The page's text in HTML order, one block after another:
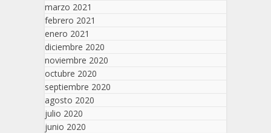
marzo 2021
febrero 2021
enero 2021
diciembre 2020
noviembre 2020
octubre 2020
septiembre 2020
agosto 2020
julio 2020
junio 2020